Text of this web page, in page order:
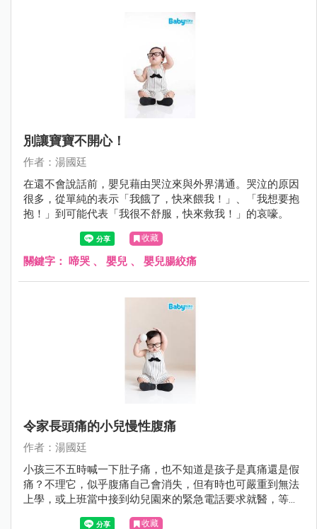
別讓寶寶不開心！
作者：湯國廷
在還不會說話前，嬰兒藉由哭泣來與外界溝通。哭泣的原因
很多，從單純的表示「我餓了，快來餵我！」、「我想要抱
抱！」到可能代表「我很不舒服，快來救我！」的哀嚎。
收藏
關鍵字： 啼哭 、 嬰兒 、 嬰兒腸絞痛
令家長頭痛的小兒慢性腹痛
作者：湯國廷
小孩三不五時喊一下肚子痛，也不知道是孩子是真痛還是假
痛？不理它，似乎腹痛自己會消失，但有時也可嚴重到無法
上學，或上班當中接到幼兒園來的緊急電話要求就醫，等真
正帶小孩到醫院時，他又說不痛了。久而久之，腹痛好像是
收藏